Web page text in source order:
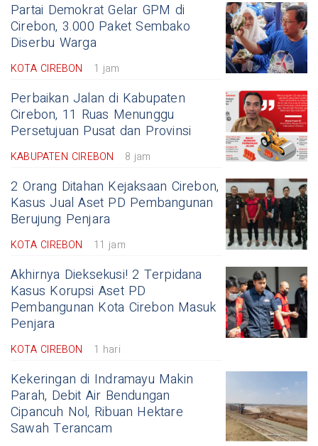
Partai Demokrat Gelar GPM di
Cirebon, 3.000 Paket Sembako
Diserbu Warga
KOTA CIREBON 1 jam
Perbaikan Jalan di Kabupaten
Cirebon, 11 Ruas Menunggu
Persetujuan Pusat dan Provinsi
KABUPATEN CIREBON 8 jam
2 Orang Ditahan Kejaksaan Cirebon,
Kasus Jual Aset PD Pembangunan
Berujung Penjara
KOTA CIREBON 11 jam
Akhirnya Dieksekusi! 2 Terpidana
Kasus Korupsi Aset PD
Pembangunan Kota Cirebon Masuk
Penjara
KOTA CIREBON 1 hari
Kekeringan di Indramayu Makin
Parah, Debit Air Bendungan
Cipancuh Nol, Ribuan Hektare
Sawah Terancam